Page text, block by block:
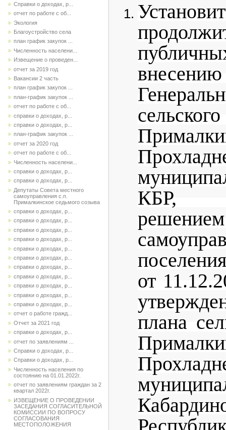
Справки о доходах, р...
отчет по работе с об...
Экология
Благоустройство села
план график закупок ...
Численность населени...
Извещение о проведен...
отчет за 2019 год
Вакансии 2 часть
план график закупок ...
план-график закупок ...
отчет по работе с об...
справки о доходах, р...
справки о доходах, р...
план-график закупок ...
отчет за 2020 год
отчет по работе с об...
Численность населени...
справки о доходах, р...
справки о доходах, р...
Депутаты Совета местного
самоуправления с.п.
Прималкинское седьмого созыва
справки о доходах, р...
справки о доходах, р...
справки о доходах, р...
справки о доходах, р...
справки о доходах, р...
справки о доходах, р...
справки о доходах, р...
справки о доходах, р...
справки о доходах, р...
справки о доходах, р...
справки о доходах, р...
отчет о работе гражд...
Отчет за 2021 год
справки о доходах, р...
отчет по заявлениям ...
Справки о доходах, р...
Справки о доходах, р...
Численность населения по
состоянию на 01.01.2022г.
отчет по заявлениям граждан за 2
квартал 2022г.
ИЗВЕЩЕНИЕ О ПРОВЕДЕНИИ
ЗАСЕДАНИЯ СОГЛАСИТЕЛЬНОЙ
КОМИССИИ ПО ВОПРОСУ
СОГЛАСОВАНИЯ
МЕСТОПОЛОЖЕНИЯ
КБР,
от
плана